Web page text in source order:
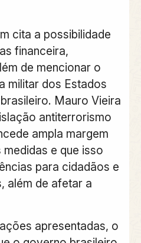
cita a possibilidade
financeira,
de mencionar o
militar dos Estados
Mauro Vieira
antiterrorismo
ampla margem
e que isso
para cidadãos e
além de afetar a
apresentadas, o